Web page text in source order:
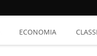
ECONOMIA